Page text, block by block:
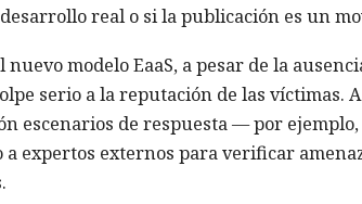
real o si la publicación es un
nuevo modelo EaaS, a pesar de la
serio a la reputación de las víctimas.
escenarios de respuesta — por
expertos externos para verificar